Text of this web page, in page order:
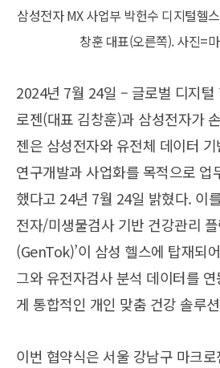
삼성전자 MX 사업부 박헌수 디지털헬
창훈 대표(오른쪽). 사진=
2024년 7월 24일 – 글로벌 디지털
로젠(대표 김창훈)과 삼성전자가
젠은 삼성전자와 유전체 데이터
연구개발과 사업화를 목적으로 업
했다고 24년 7월 24일 밝혔다. 이
전자/미생물검사 기반 건강관리 플
(GenTok)’이 삼성 헬스에 탑재되
그와 유전자검사 분석 데이터를
게 통합적인 개인 맞춤 건강 솔루
이번 협약식은 서울 강남구 마크